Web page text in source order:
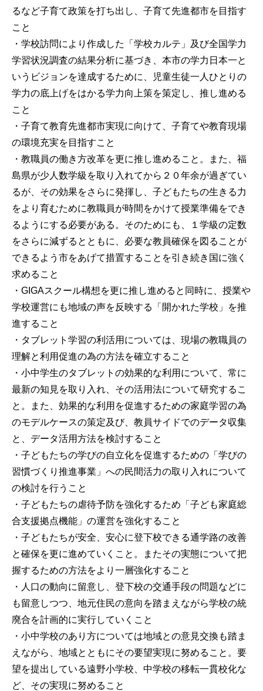
るなど子育て政策を打ち出し、子育て先進都市を目指す
こと
・学校訪問により作成した「学校カルテ」及び全国学力
学習状況調査の結果分析に基づき、本市の学力日本一と
いうビジョンを達成するために、児童生徒一人ひとりの
学力の底上げをはかる学力向上策を策定し、推し進める
こと
・子育て教育先進都市実現に向けて、子育てや教育現場
の環境充実を目指すこと
・教職員の働き方改革を更に推し進めること。また、福
島県が少人数学級を取り入れてから２０年余が過ぎてい
るが、その効果をさらに発揮し、子どもたちの生きる力
をより育むために教職員が時間をかけて授業準備をでき
るようにする必要がある。そのためにも、１学級の定数
をさらに減ずるとともに、必要な教員確保を図ることが
できるよう市をあげて措置することを引き続き国に強く
求めること
・GIGAスクール構想を更に推し進めると同時に、授業や
学校運営にも地域の声を反映する「開かれた学校」を推
進すること
・タブレット学習の利活用については、現場の教職員の
理解と利用促進の為の方法を確立すること
・小中学生のタブレットの効果的な利用について、常に
最新の知見を取り入れ、その活用法について研究するこ
と。また、効果的な利用を促進するための家庭学習の為
のモデルケースの策定及び、教員サイドでのデータ収集
と、データ活用方法を検討すること
・子どもたちの学びの自立化を促進するための「学びの
習慣づくり推進事業」への民間活力の取り入れについて
の検討を行うこと
・子どもたちの虐待予防を強化するため「子ども家庭総
合支援拠点機能」の運営を強化すること
・子どもたちが安全、安心に登下校できる通学路の改善
と確保を更に進めていくこと。またその実態について把
握するための方法をより一層強化すること
・人口の動向に留意し、登下校の交通手段の問題などに
も留意しつつ、地元住民の意向を踏まえながら学校の統
廃合を計画的に実行していくこと
・小中学校のあり方については地域との意見交換も踏ま
えながら、地域とともにその要望実現に努めること。要
望を提出している遠野小学校、中学校の移転一貫校化な
ど、その実現に努めること